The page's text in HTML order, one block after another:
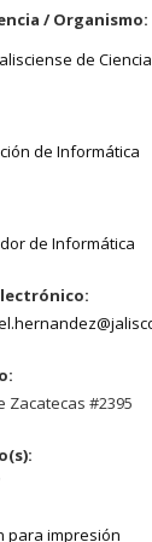
/ Organismo:
de
de Informática
de Informática
Zacatecas #2395
para impresión